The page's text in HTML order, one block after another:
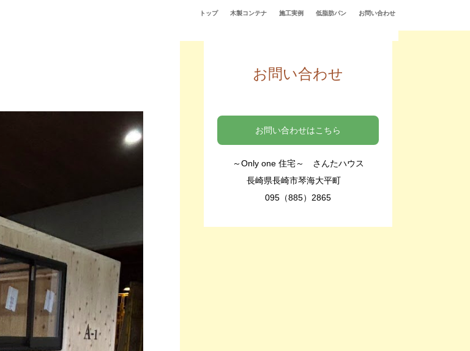
トップ 木製コンテナ 施工実例 低脂肪パン お問い合わせ
お問い合わせ
お問い合わせはこちら
～Only one 住宅～ さんたハウス
長崎県長崎市琴海大平町
095（885）2865